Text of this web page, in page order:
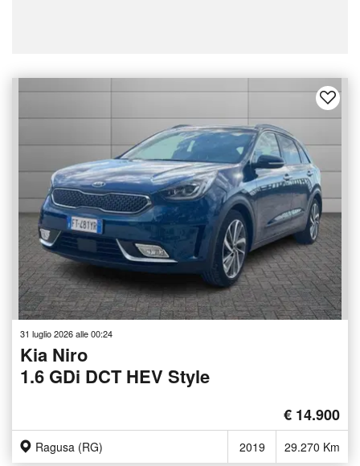
31 luglio 2026 alle 00:24
Kia Niro
1.6 GDi DCT HEV Style
€ 14.900
Ragusa (RG) 2019 29.270 Km